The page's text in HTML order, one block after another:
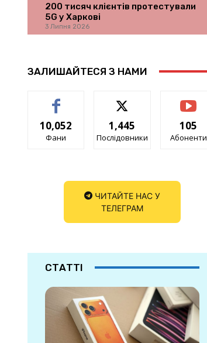
200 тисяч клієнтів протестували
5G у Харкові
3 Липня 2026
ЗАЛИШАЙТЕСЯ З НАМИ
10,052
Фани
1,445
Послідовники
105
Абоненти
ЧИТАЙТЕ НАС У
ТЕЛЕГРАМ
СТАТТІ